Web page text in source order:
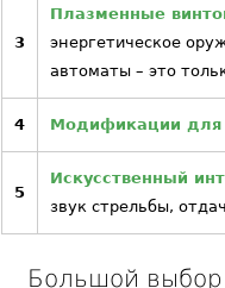
3
Плазменные
энергетическое
автоматы – это
4 Модификации для
5
Искусственный
звук стрельбы,
Большой